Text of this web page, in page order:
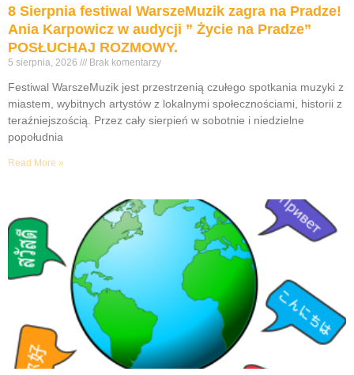
8 Sierpnia festiwal WarszeMuzik zagra na Pradze!
Ania Karpowicz w audycji ” Życie na Pradze”
POSŁUCHAJ ROZMOWY.
5 sierpnia, 2026 Brak komentarzy
Festiwal WarszeMuzik jest przestrzenią czułego spotkania muzyki z
miastem, wybitnych artystów z lokalnymi społecznościami, historii z
teraźniejszością. Przez cały sierpień w sobotnie i niedzielne
popołudnia
Read More »